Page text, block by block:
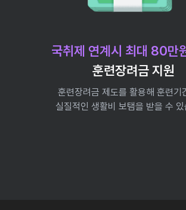
국취제 연계시 최대 80만
훈련장려금 지원
훈련장려금 제도를 활용해 훈련기
실질적인 생활비 보탬을 받을 수